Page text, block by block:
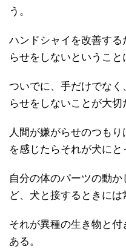
う。
ハンドシャイを改善す
らせをしないということ
ついでに、手だけでな
らせをしないことが大切
人間が嫌がらせのつも
を感じたらそれが犬にと
自分の体のパーツの動
ど、犬と接するときには
それが異種の生き物と
ある。